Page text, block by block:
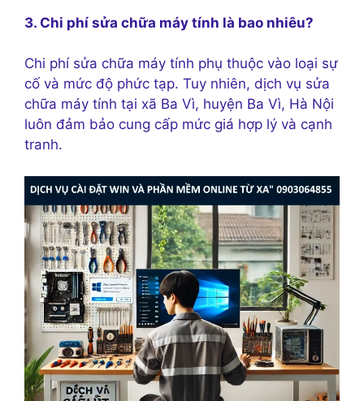
3. Chi phí sửa chữa máy tính là bao nhiêu?
Chi phí sửa chữa máy tính phụ thuộc vào loại sự
cố và mức độ phức tạp. Tuy nhiên, dịch vụ sửa
chữa máy tính tại xã Ba Vì, huyện Ba Vì, Hà Nội
luôn đảm bảo cung cấp mức giá hợp lý và cạnh
tranh.